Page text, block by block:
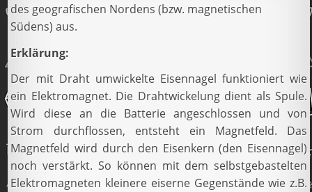
des geografischen Nordens (bzw. magnetischen
Südens) aus.
Erklärung:
Der mit Draht umwickelte Eisennagel funktioniert wie
ein Elektromagnet. Die Drahtwickelung dient als Spule.
Wird diese an die Batterie angeschlossen und von
Strom durchflossen, entsteht ein Magnetfeld. Das
Magnetfeld wird durch den Eisenkern (den Eisennagel)
noch verstärkt. So können mit dem selbstgebastelten
Elektromagneten kleinere eiserne Gegenstände wie z.B.